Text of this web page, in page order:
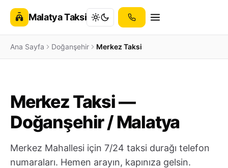
Malatya Taksi
Ana Sayfa Doğanşehir Merkez Taksi
Merkez Taksi —
Doğanşehir / Malatya
Merkez Mahallesi için 7/24 taksi durağı telefon
numaraları. Hemen arayın, kapınıza gelsin.